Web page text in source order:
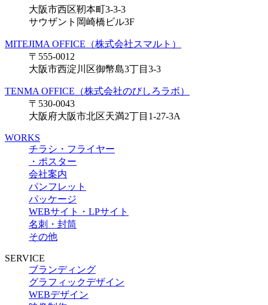
大阪市西区靭本町3-3-3
サウザント岡崎橋ビル3F
MITEJIMA OFFICE（株式会社スマルト）
〒555-0012
大阪市西淀川区御幣島3丁目3-3
TENMA OFFICE（株式会社のびしろラボ）
〒530-0043
大阪府大阪市北区天満2丁目1-27-3A
WORKS
チラシ・フライヤー
・ポスター
会社案内
パンフレット
パッケージ
WEBサイト・LPサイト
名刺・封筒
その他
SERVICE
ブランディング
グラフィックデザイン
WEBデザイン